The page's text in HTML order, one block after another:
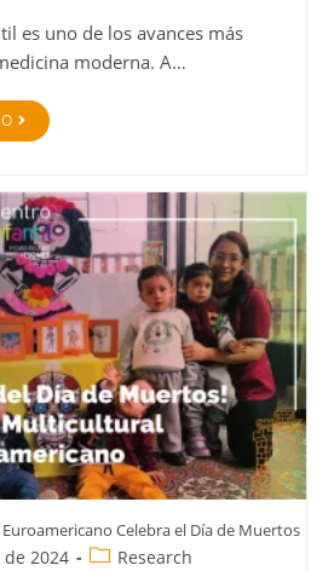
es uno de los avances más
moderna. A…
Celebra el Día de Muertos
2024 Research